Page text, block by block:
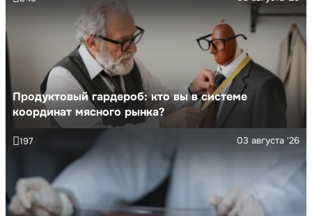
Продуктовый гардероб: кто вы в системе
координат мясного рынка?
03 августа '26
197